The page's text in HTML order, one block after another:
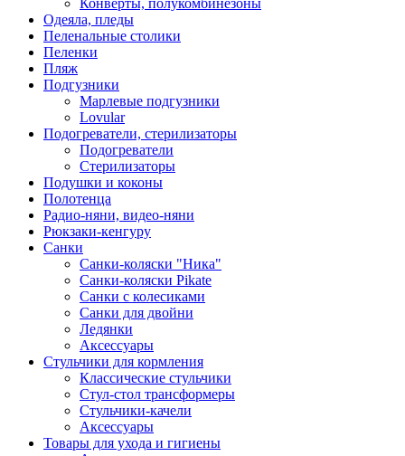
Конверты, полукомбинезоны
Одеяла, пледы
Пеленальные столики
Пеленки
Пляж
Подгузники
Марлевые подгузники
Lovular
Подогреватели, стерилизаторы
Подогреватели
Стерилизаторы
Подушки и коконы
Полотенца
Радио-няни, видео-няни
Рюкзаки-кенгуру
Санки
Санки-коляски "Ника"
Санки-коляски Pikate
Санки с колесиками
Санки для двойни
Ледянки
Аксессуары
Стульчики для кормления
Классические стульчики
Стул-стол трансформеры
Стульчики-качели
Аксессуары
Товары для ухода и гигиены